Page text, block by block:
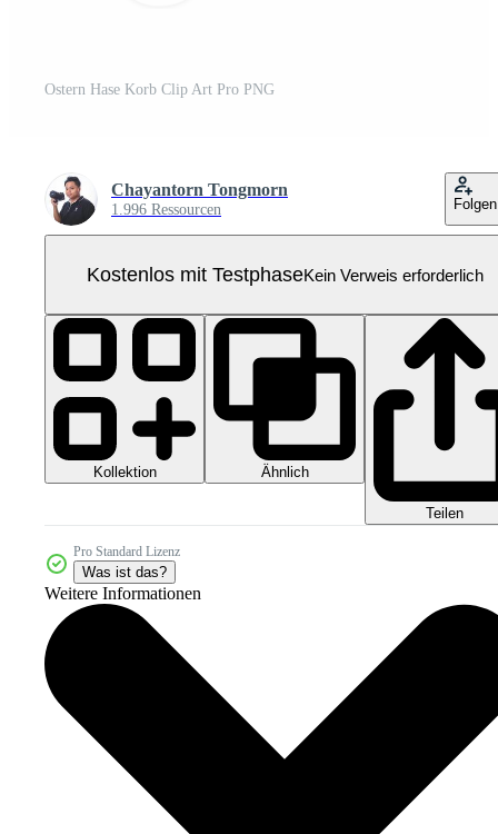
Ostern Hase Korb Clip Art Pro PNG
Chayantorn Tongmorn
1.996 Ressourcen Folgen
Kostenlos mit TestphaseKein Verweis erforderlich
Kollektion Ähnlich
Teilen
Pro Standard Lizenz
Was ist das?
Weitere Informationen